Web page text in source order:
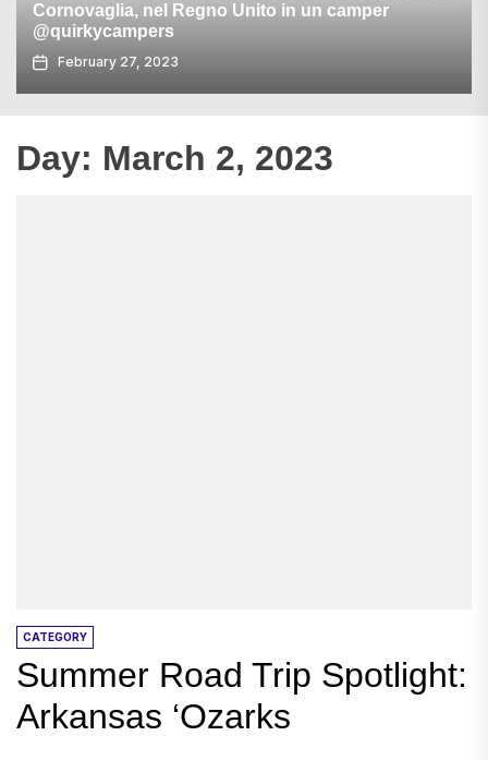
Cornovaglia, nel Regno Unito in un camper
@quirkycampers
February 27, 2023
Day: March 2, 2023
CATEGORY
Summer Road Trip Spotlight:
Arkansas ‘Ozarks